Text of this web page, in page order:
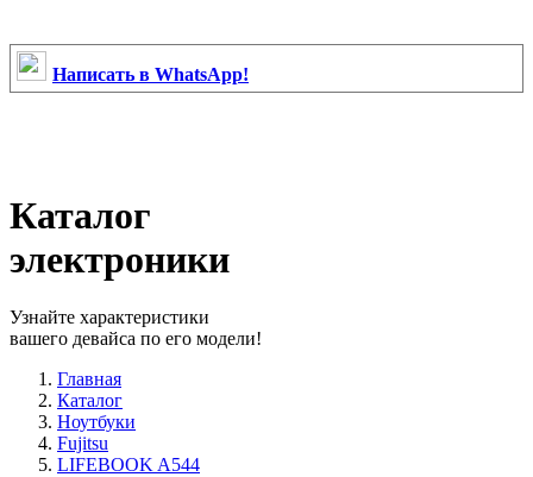
Написать в WhatsApp!
Каталог
электроники
Узнайте характеристики
вашего девайса по его модели!
Главная
Каталог
Ноутбуки
Fujitsu
LIFEBOOK A544